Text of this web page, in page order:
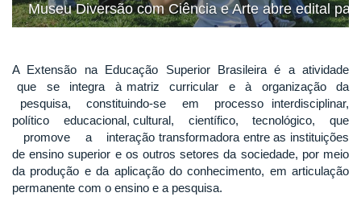
Diversão com Ciência e Arte abre edital paraPró-
A Extensão na Educação Superior Brasileira é a atividade
que se integra à matriz curricular e à organização da
pesquisa, constituindo-se em processo interdisciplinar,
político educacional, cultural, científico, tecnológico, que
promove a interação transformadora entre as instituições
de ensino superior e os outros setores da sociedade, por meio
da produção e da aplicação do conhecimento, em articulação
permanente com o ensino e a pesquisa.